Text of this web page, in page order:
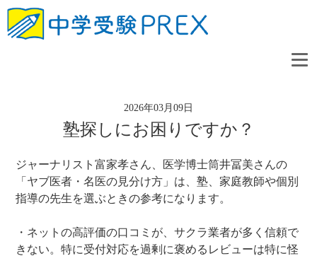
2026年03月09日
塾探しにお困りですか？
ジャーナリスト富家孝さん、医学博士筒井冨美さんの
「ヤブ医者・名医の見分け方」は、塾、家庭教師や個別
指導の先生を選ぶときの参考になります。
・ネットの高評価の口コミが、サクラ業者が多く信頼で
きない。特に受付対応を過剰に褒めるレビューは特に怪